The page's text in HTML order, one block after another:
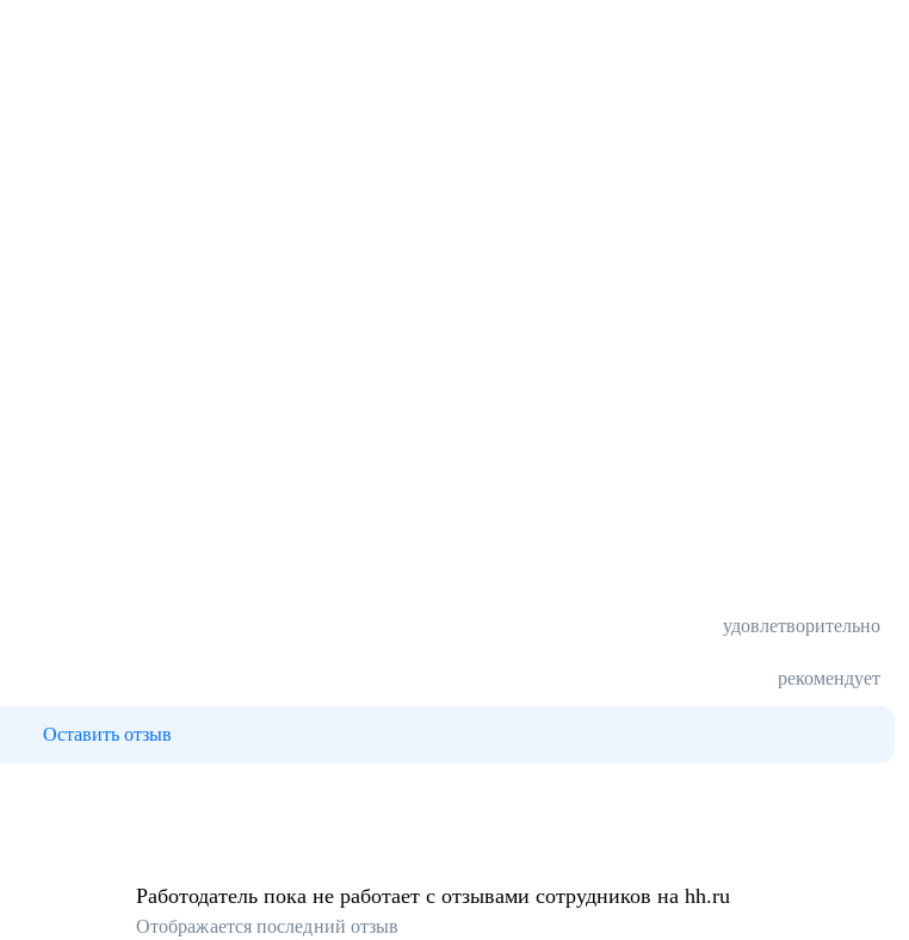
удовлетворительно
рекомендует
Оставить отзыв
Работодатель пока не работает с отзывами сотрудников на hh.ru
Отображается последний отзыв